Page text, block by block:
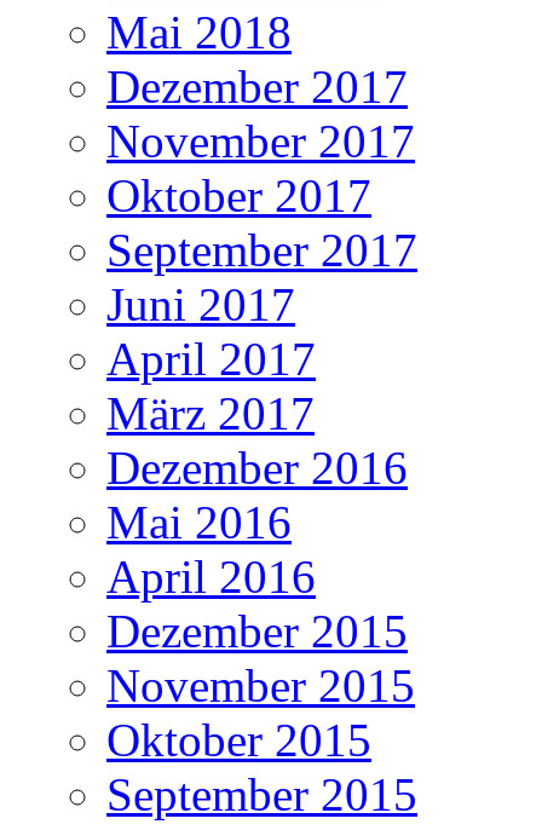
Mai 2018
Dezember 2017
November 2017
Oktober 2017
September 2017
Juni 2017
April 2017
März 2017
Dezember 2016
Mai 2016
April 2016
Dezember 2015
November 2015
Oktober 2015
September 2015